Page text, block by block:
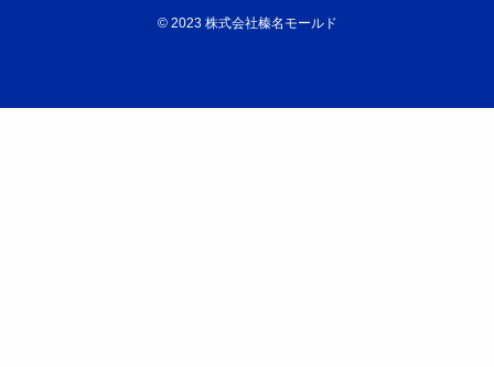
©2023 株式会社榛名モールド